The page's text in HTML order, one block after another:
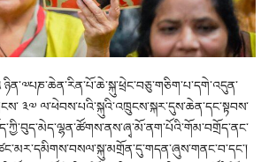
༣༧ ལ་ཕེབས་པའི་སྐུའི་འཁྲུངས་སྐར་དུས་ཆེན་དང་སྟབས་